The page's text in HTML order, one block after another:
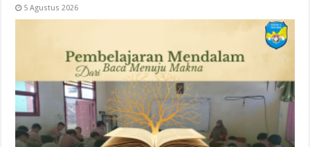
5 Agustus 2026